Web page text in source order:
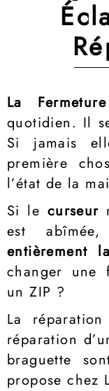
La
quotidien. Il
Si jamais
première
l’état de la
Si le curseur
est
entièrement
changer une
un ZIP ?
La
réparation
braguette
propose chez